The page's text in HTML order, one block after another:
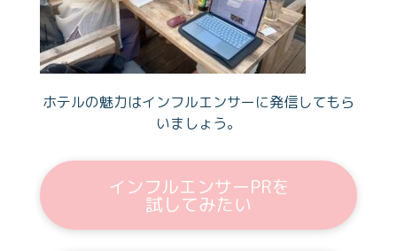
ホテルの魅力はインフルエンサーに発信してもら
いましょう。
インフルエンサーPRを
試してみたい